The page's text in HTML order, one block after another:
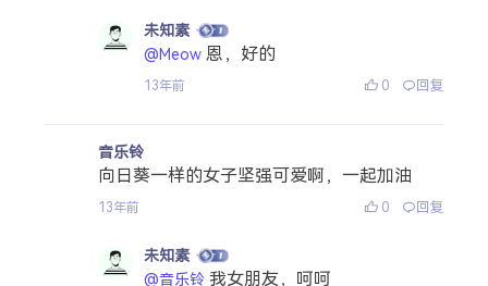
未知素
@Meow 恩，好的
13年前 0 回复
音乐铃
向日葵一样的女子坚强可爱啊，一起加油
13年前 0 回复
未知素
@音乐铃 我女朋友，呵呵